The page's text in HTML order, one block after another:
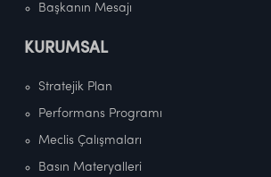
Başkanın Mesajı
KURUMSAL
Stratejik Plan
Performans Programı
Meclis Çalışmaları
Basın Materyalleri